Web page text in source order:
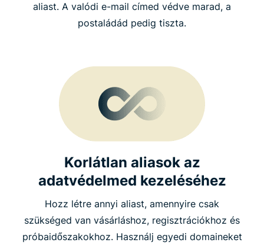
aliast. A valódi e-mail címed védve marad, a
postaládád pedig tiszta.
Korlátlan aliasok az
adatvédelmed kezeléséhez
Hozz létre annyi aliast, amennyire csak
szükséged van vásárláshoz, regisztrációkhoz és
próbaidőszakokhoz. Használj egyedi domaineket